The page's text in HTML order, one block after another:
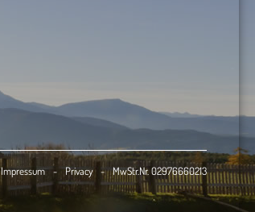
Impressum - Privacy - MwStr.Nr. 02976660213